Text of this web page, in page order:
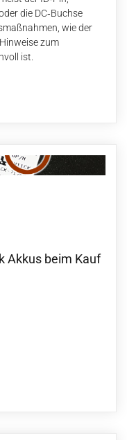
die DC‑Buchse
wie der
zum
ist.
Akkus beim Kauf